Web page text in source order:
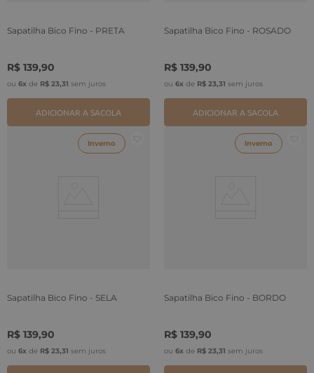
Sapatilha Bico Fino - PRETA
R$ 139,90
ou 6x de R$ 23,31 sem juros
ADICIONAR A SACOLA
Sapatilha Bico Fino - ROSADO
R$ 139,90
ou 6x de R$ 23,31 sem juros
ADICIONAR A SACOLA
Inverno
Sapatilha Bico Fino - SELA
R$ 139,90
ou 6x de R$ 23,31 sem juros
Inverno
Sapatilha Bico Fino - BORDO
R$ 139,90
ou 6x de R$ 23,31 sem juros